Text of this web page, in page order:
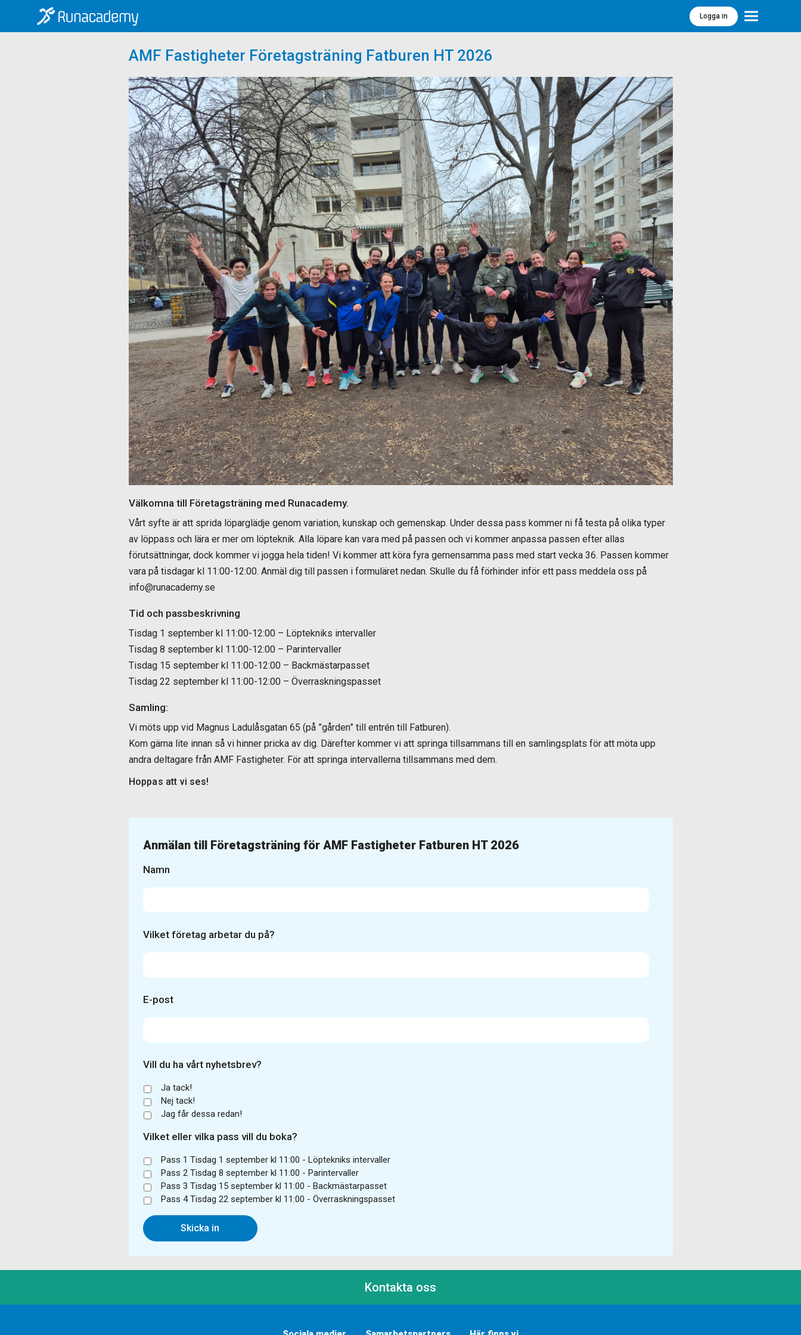
Logga in Meny
AMF Fastigheter Företagsträning Fatburen HT 2026
Välkomna till Företagsträning med Runacademy.
Vårt syfte är att sprida löparglädje genom variation, kunskap och gemenskap. Under dessa pass kommer ni få testa på olika typer
av löppass och lära er mer om löpteknik. Alla löpare kan vara med på passen och vi kommer anpassa passen efter allas
förutsättningar, dock kommer vi jogga hela tiden! Vi kommer att köra fyra gemensamma pass med start vecka 36. Passen kommer
vara på tisdagar kl 11:00-12:00. Anmäl dig till passen i formuläret nedan. Skulle du få förhinder inför ett pass meddela oss på
info@runacademy.se
Tid och passbeskrivning
Tisdag 1 september kl 11:00-12:00 – Löptekniks intervaller
Tisdag 8 september kl 11:00-12:00 – Parintervaller
Tisdag 15 september kl 11:00-12:00 – Backmästarpasset
Tisdag 22 september kl 11:00-12:00 – Överraskningspasset
Samling:
Vi möts upp vid Magnus Ladulåsgatan 65 (på ”gården” till entrén till Fatburen).
Kom gärna lite innan så vi hinner pricka av dig. Därefter kommer vi att springa tillsammans till en samlingsplats för att möta upp
andra deltagare från AMF Fastigheter. För att springa intervallerna tillsammans med dem.
Hoppas att vi ses!
Anmälan till Företagsträning för AMF Fastigheter Fatburen HT 2026
Namn
Vilket företag arbetar du på?
E-post
Vill du ha vårt nyhetsbrev?
Ja tack!
Nej tack!
Jag får dessa redan!
Vilket eller vilka pass vill du boka?
Pass 1 Tisdag 1 september kl 11:00 - Löptekniks intervaller
Pass 2 Tisdag 8 september kl 11:00 - Parintervaller
Pass 3 Tisdag 15 september kl 11:00 - Backmästarpasset
Pass 4 Tisdag 22 september kl 11:00 - Överraskningspasset
Kontakta oss